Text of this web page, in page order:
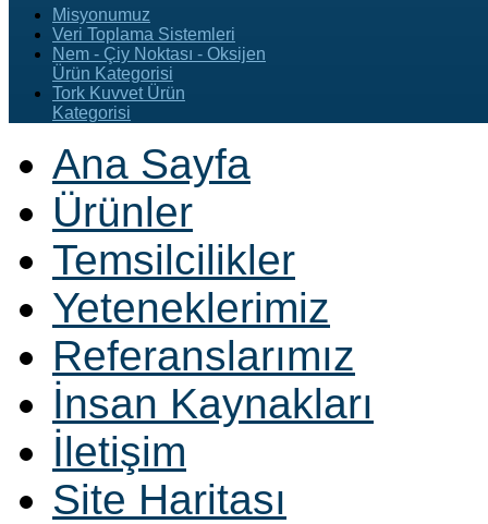
Misyonumuz
Veri Toplama Sistemleri
Nem - Çiy Noktası - Oksijen
Ürün Kategorisi
Tork Kuvvet Ürün
Kategorisi
Ana Sayfa
Ürünler
Temsilcilikler
Yeteneklerimiz
Referanslarımız
İnsan Kaynakları
İletişim
Site Haritası